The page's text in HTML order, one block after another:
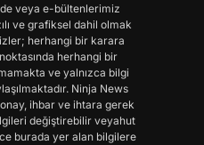
veya e-bültenlerimiz
ve grafiksel dahil olmak
herhangi bir karara
herhangi bir
ve yalnızca bilgi
Ninja News
ihbar ve ihtara gerek
değiştirebilir veyahut
burada yer alan bilgilere